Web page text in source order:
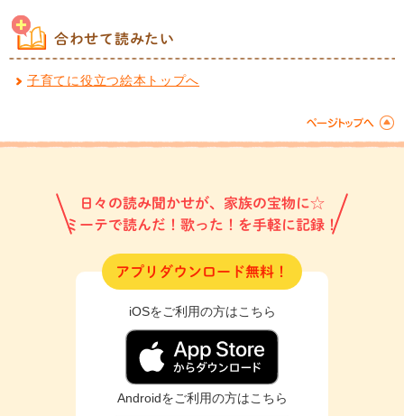
合わせて読みたい
子育てに役立つ絵本トップへ
日々の読み聞かせが、家族の宝物に☆
ミーテで読んだ！歌った！を手軽に記録！
アプリダウンロード無料！
iOSをご利用の方はこちら
Androidをご利用の方はこちら